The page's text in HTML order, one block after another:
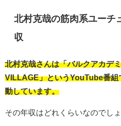
北村克哉の筋肉系ユー
収
北村克哉さんは「バルクアカデ
VILLAGE」というYouTube番
動しています。
その年収はどれくらいなのでしょ